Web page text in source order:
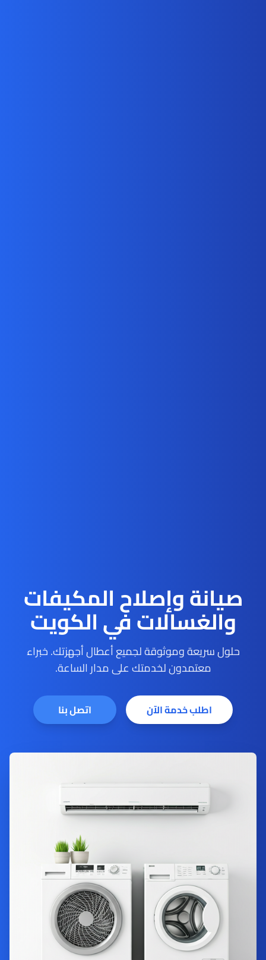
صيانة وإصلاح المكيفات
والغسالات في الكويت
حلول سريعة وموثوقة لجميع أعطال أجهزتك. خبراء
معتمدون لخدمتك على مدار الساعة.
اطلب خدمة الآن اتصل بنا